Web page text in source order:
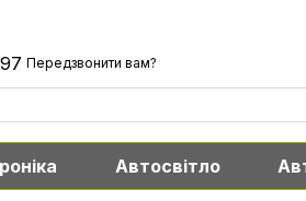
Передзвонити вам?
Автосвітло